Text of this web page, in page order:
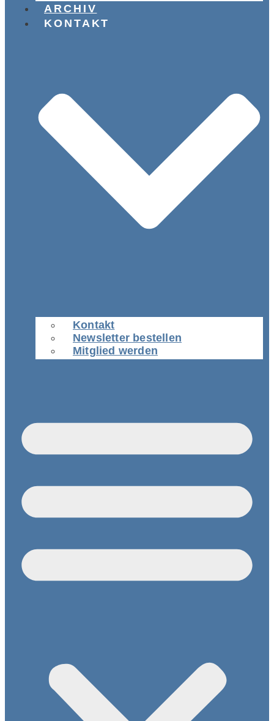
ARCHIV
KONTAKT
Kontakt
Newsletter bestellen
Mitglied werden